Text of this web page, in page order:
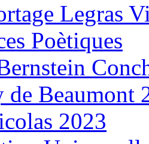
Legras
Poètiques
de Beaumont
2023